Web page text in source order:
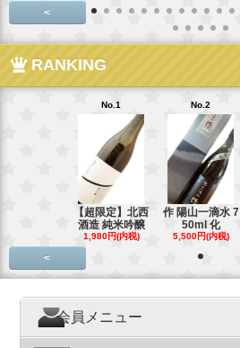
<
RANKING
No.1
【超限定】北西
酒造 純米吟醸
1,980円(内税)
No.2
作 陽山一滴水 7
50ml 化
5,500円(内税)
<
会員メニュー